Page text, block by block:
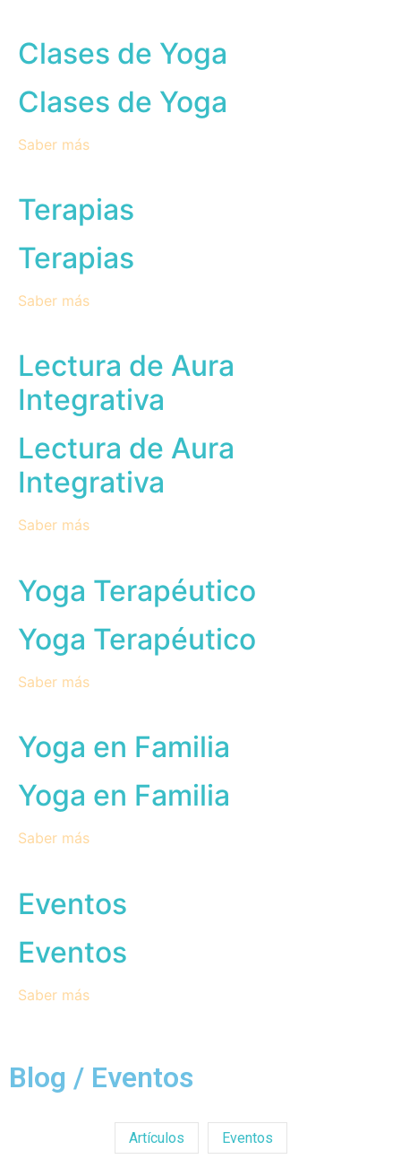
Clases de Yoga
Clases de Yoga
Saber más
Terapias
Terapias
Saber más
Lectura de Aura
Integrativa
Lectura de Aura
Integrativa
Saber más
Yoga Terapéutico
Yoga Terapéutico
Saber más
Yoga en Familia
Yoga en Familia
Saber más
Eventos
Eventos
Saber más
Blog / Eventos
Artículos Eventos